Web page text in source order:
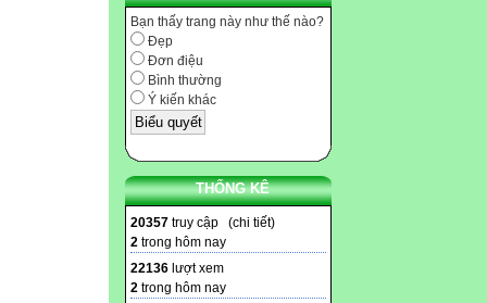
Bạn thấy trang này như thế nào?
Đẹp
Đơn điệu
Bình thường
Ý kiến khác
THỐNG KÊ
20357 truy cập (chi tiết)
2 trong hôm nay
22136 lượt xem
2 trong hôm nay